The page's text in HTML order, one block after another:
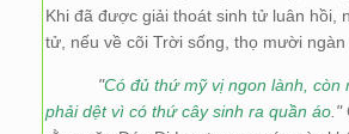
Khi đã được giải thoát sinh tử luân hồi,
tử, nếu về cõi Trời sống, thọ mười ngàn
"Có đủ thứ mỹ vị ngon lành, còn
phải dệt vì có thứ cây sinh ra quần áo ."